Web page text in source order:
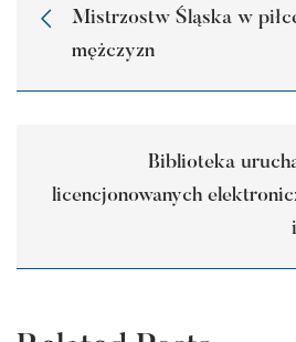
Mistrzostw Śląska w
mężczyzn
Biblioteka
licencjonowanych